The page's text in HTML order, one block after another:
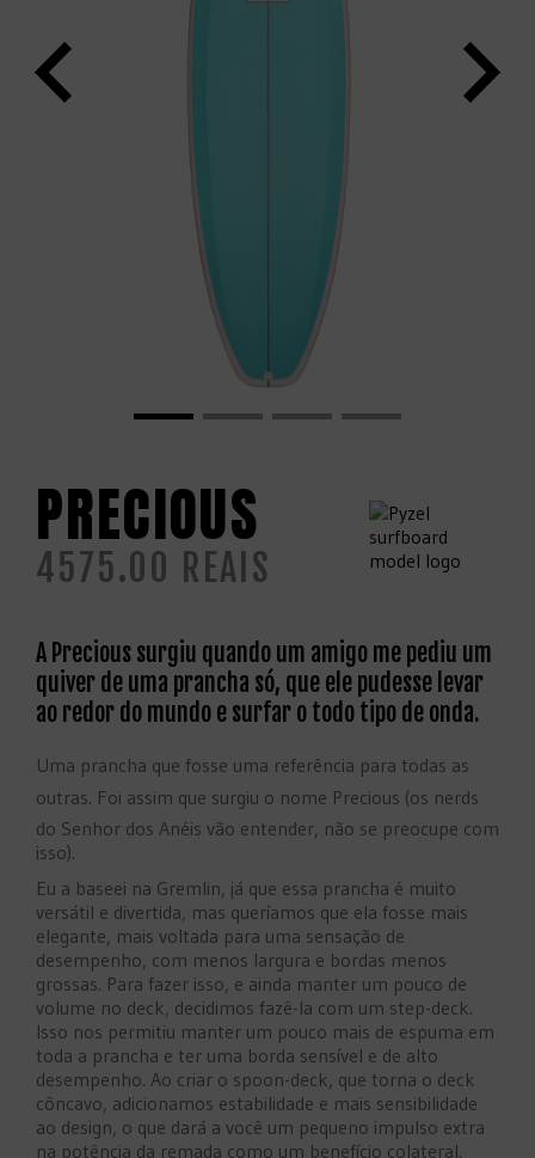
PRECIOUS
4575.00 REAIS
A Precious surgiu quando um amigo me pediu um
quiver de uma prancha só, que ele pudesse levar
ao redor do mundo e surfar o todo tipo de onda.
Uma prancha que fosse uma referência para todas as
outras. Foi assim que surgiu o nome Precious (os nerds
do Senhor dos Anéis vão entender, não se preocupe com
isso).
Eu a baseei na Gremlin, já que essa prancha é muito
versátil e divertida, mas queríamos que ela fosse mais
elegante, mais voltada para uma sensação de
desempenho, com menos largura e bordas menos
grossas. Para fazer isso, e ainda manter um pouco de
volume no deck, decidimos fazê-la com um step-deck.
Isso nos permitiu manter um pouco mais de espuma em
toda a prancha e ter uma borda sensível e de alto
desempenho. Ao criar o spoon-deck, que torna o deck
côncavo, adicionamos estabilidade e mais sensibilidade
ao design, o que dará a você um pequeno impulso extra
na potência da remada como um benefício colateral.